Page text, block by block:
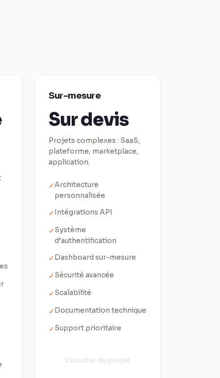
Sur-mesure
Sur devis
Projets complexes : SaaS,
plateforme, marketplace,
application.
✓Architecture
personnalisée
✓Intégrations API
✓Système
d’authentification
✓Dashboard sur-mesure
✓Sécurité avancée
✓Scalabilité
✓Documentation technique
✓Support prioritaire
Discuter du projet